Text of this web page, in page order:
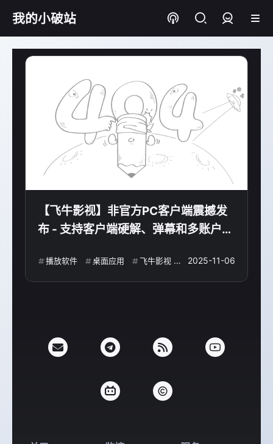
我的小破站
登录
【飞牛影视】非官方PC客户端震撼发
布 - 支持客户端硬解、弹幕和多账户管
播放软件 桌面应用 飞牛影视 硬件加速 飞牛
2025-11-06